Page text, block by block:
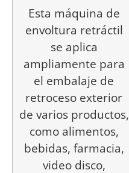
Esta máquina de
envoltura retráctil
se aplica
ampliamente para
el embalaje de
retroceso exterior
de varios productos,
como alimentos,
bebidas, farmacia,
video disco,